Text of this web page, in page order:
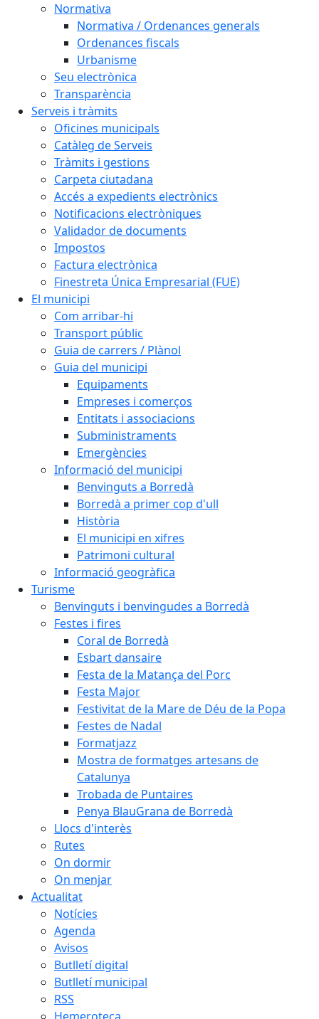
Normativa
Normativa / Ordenances generals
Ordenances fiscals
Urbanisme
Seu electrònica
Transparència
Serveis i tràmits
Oficines municipals
Catàleg de Serveis
Tràmits i gestions
Carpeta ciutadana
Accés a expedients electrònics
Notificacions electròniques
Validador de documents
Impostos
Factura electrònica
Finestreta Única Empresarial (FUE)
El municipi
Com arribar-hi
Transport públic
Guia de carrers / Plànol
Guia del municipi
Equipaments
Empreses i comerços
Entitats i associacions
Subministraments
Emergències
Informació del municipi
Benvinguts a Borredà
Borredà a primer cop d'ull
Història
El municipi en xifres
Patrimoni cultural
Informació geogràfica
Turisme
Benvinguts i benvingudes a Borredà
Festes i fires
Coral de Borredà
Esbart dansaire
Festa de la Matança del Porc
Festa Major
Festivitat de la Mare de Déu de la Popa
Festes de Nadal
Formatjazz
Mostra de formatges artesans de
Catalunya
Trobada de Puntaires
Penya BlauGrana de Borredà
Llocs d'interès
Rutes
On dormir
On menjar
Actualitat
Notícies
Agenda
Avisos
Butlletí digital
Butlletí municipal
RSS